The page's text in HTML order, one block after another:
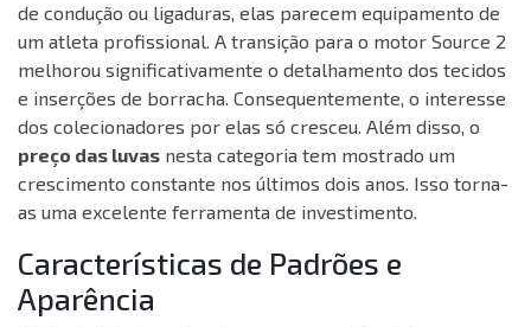
de condução ou ligaduras, elas parecem equipamento de
um atleta profissional. A transição para o motor Source 2
melhorou significativamente o detalhamento dos tecidos
e inserções de borracha. Consequentemente, o interesse
dos colecionadores por elas só cresceu. Além disso, o
preço das luvas nesta categoria tem mostrado um
crescimento constante nos últimos dois anos. Isso torna-
as uma excelente ferramenta de investimento.
Características de Padrões e
Aparência